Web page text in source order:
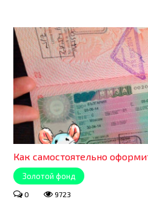
Как самостоятельно
Золотой фонд
0 9723